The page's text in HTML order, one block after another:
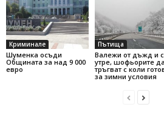
Криминале
Шуменка осъди
Общината за над 9 000
евро
Пътища
Валежи от дъжд и
утре, шофьорите да
тръгват с коли
за зимни условия